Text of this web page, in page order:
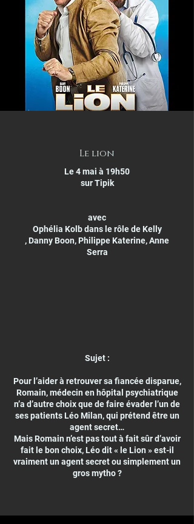
Le lion
Le 4 mai à 19h50
sur Tipik
avec
Ophélia Kolb dans le rôle de Kelly
, Danny Boon, Philippe Katerine, Anne
Serra
Sujet :
Pour l’aider à retrouver sa fiancée disparue,
Romain, médecin en hôpital psychiatrique
n’a d’autre choix que de faire évader l’un de
ses patients Léo Milan, qui prétend être un
agent secret…
Mais Romain n’est pas tout à fait sûr d’avoir
fait le bon choix, Léo dit « le Lion » est-il
vraiment un agent secret ou simplement un
gros mytho ?